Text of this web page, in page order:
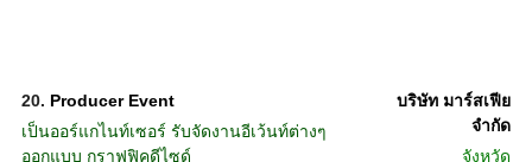
20. Producer Event
เป็นออร์แกไนท์เซอร์ รับจัดงานอีเว้นท์ต่างๆ
ออกแบบ กราฟฟิคดีไซด์
บริษัท มาร์สเฟีย
จำกัด
จังหวัด